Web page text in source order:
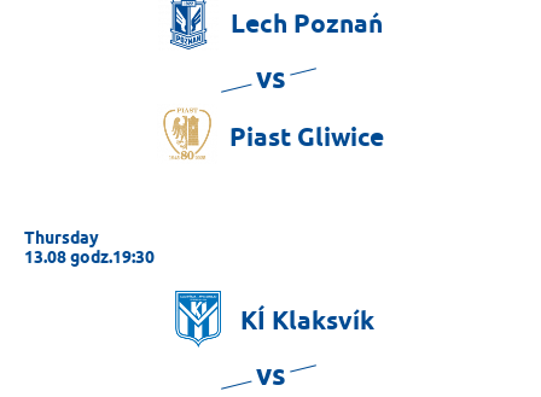
Lech Poznań
vs
Piast Gliwice
Thursday
13.08 godz.19:30
KÍ Klaksvík
vs